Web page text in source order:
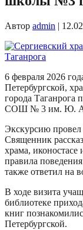
Автор admin |
6 февраля 2026
Петербургской,
города
СОШ № 3 им. Ю. А.
Экскурсию
Священник
храма,
правила
также ответил на
В ходе визита
библиотеке
книг
Петербургской.